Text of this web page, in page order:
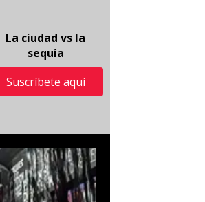
La ciudad vs la
sequía
Suscríbete aquí